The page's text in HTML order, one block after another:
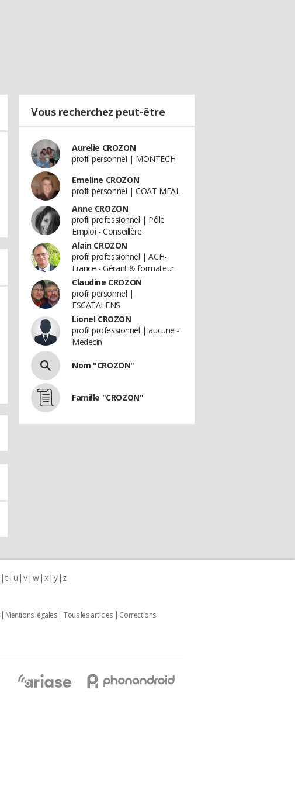
Vous recherchez peut-être
Aurelie CROZON
profil personnel | MONTECH
Emeline CROZON
profil personnel | COAT MEAL
Anne CROZON
profil professionnel | Pôle
Emploi - Conseillère
Alain CROZON
profil professionnel | ACH-
France - Gérant & formateur
Claudine CROZON
profil personnel |
ESCATALENS
Lionel CROZON
profil professionnel | aucune -
Medecin
Nom "CROZON"
Famille "CROZON"
t u v w x y z
Mentions légales Tous les articles
Corrections